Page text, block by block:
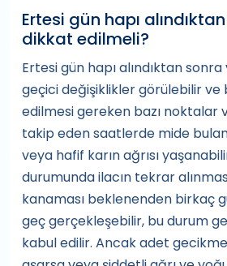
Ertesi gün hapı
dikkat edilmeli?
Ertesi gün hapı alındıktan
geçici değişiklikler görülebilir ve
edilmesi gereken bazı noktalar
takip eden saatlerde mide
veya hafif karın ağrısı
durumunda ilacın tekrar
kanaması beklenenden birkaç
geç gerçekleşebilir, bu durum
kabul edilir. Ancak adet